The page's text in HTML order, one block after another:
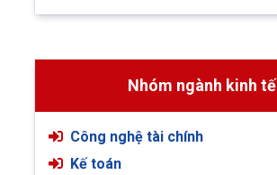
Nhóm ngành kinh tế
Công nghệ tài chính
Kế toán